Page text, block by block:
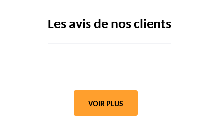
Les avis de nos clients
VOIR PLUS